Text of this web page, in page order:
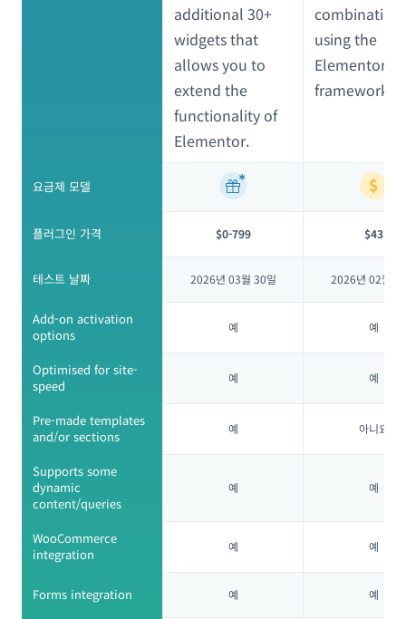
additional 30+
widgets that
allows you to
extend the
functionality of
Elementor.
using the
Elementor
framework.
요금제 모델
플러그인 가격 $0-799 $43
테스트 날짜 2026년 03월 30일 2026년 02월
Add-on activation
options
예 예
Optimised for site-
speed
예 예
Pre-made templates
and/or sections
예 아니요
Supports some
dynamic
content/queries
예 예
WooCommerce
integration
예 예
Forms integration 예 예